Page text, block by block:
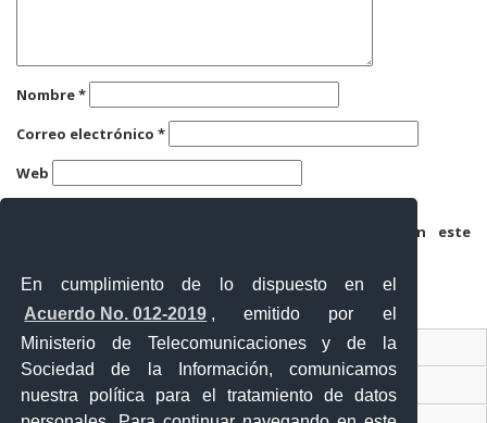
En cumplimiento de lo dispuesto en el
Acuerdo No. 012-2019 , emitido por el
Ministerio de Telecomunicaciones y de la
Sociedad de la Información, comunicamos
nuestra política para el tratamiento de datos
Nombre*
Correo electrónico *
Web
Guarda mi nombre, correo electrónico y web en este
Ventanilla Única Virtual
Ventanilla Única de Comercio Exterior